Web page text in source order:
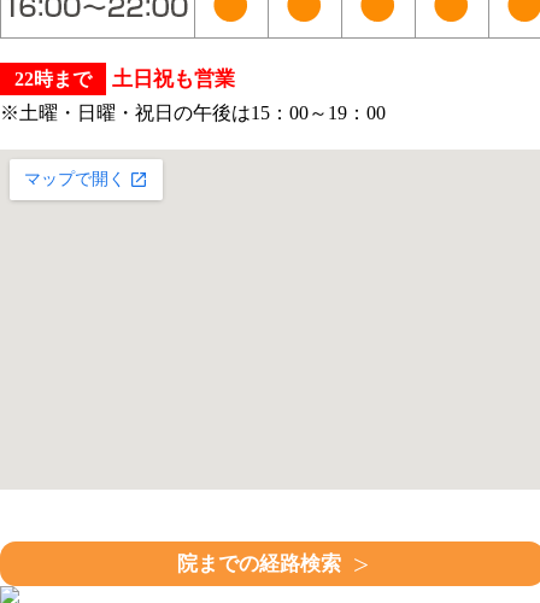
22時まで 土日祝も営業
※土曜・日曜・祝日の午後は15：00～19：00
院までの経路検索